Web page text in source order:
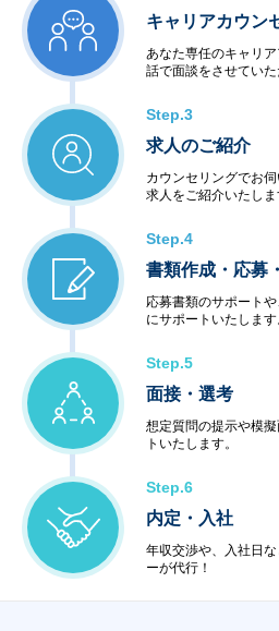
キャリアカウン
あなた専任のキャリ
話で面談をさせていた
Step.3
求人のご紹介
カウンセリングでお
求人をご紹介いたしま
Step.4
書類作成・応募
応募書類のサポート
にサポートいたします
Step.5
面接・選考
想定質問の提示や模
トいたします。
Step.6
内定・入社
年収交渉や、入社日
ーが代行！